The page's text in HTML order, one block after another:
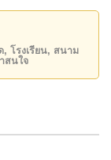
2,950,000
บ้านในฝันของ
โรงเรียน, สนาม
สนใจ